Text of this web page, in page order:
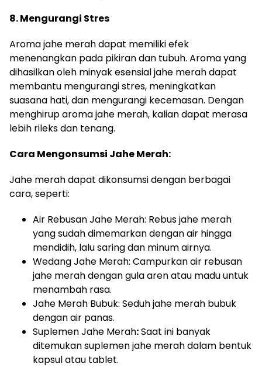
8. Mengurangi Stres
Aroma jahe merah dapat memiliki efek
menenangkan pada pikiran dan tubuh. Aroma yang
dihasilkan oleh minyak esensial jahe merah dapat
membantu mengurangi stres, meningkatkan
suasana hati, dan mengurangi kecemasan. Dengan
menghirup aroma jahe merah, kalian dapat merasa
lebih rileks dan tenang.
Cara Mengonsumsi Jahe Merah:
Jahe merah dapat dikonsumsi dengan berbagai
cara, seperti:
Air Rebusan Jahe Merah: Rebus jahe merah
yang sudah dimemarkan dengan air hingga
mendidih, lalu saring dan minum airnya.
Wedang Jahe Merah: Campurkan air rebusan
jahe merah dengan gula aren atau madu untuk
menambah rasa.
Jahe Merah Bubuk: Seduh jahe merah bubuk
dengan air panas.
Suplemen Jahe Merah:Saat ini banyak
ditemukan suplemen jahe merah dalam bentuk
kapsul atau tablet.